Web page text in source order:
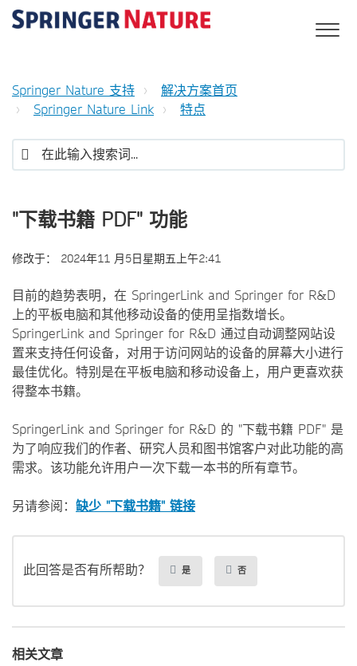
Springer Nature 支持
解决方案首页
Springer Nature Link
特点
"下载书籍 PDF" 功能
修改于： 2024年11 月5日星期五上午2:41
目前的趋势表明，在 SpringerLink and Springer for R&D
上的平板电脑和其他移动设备的使用呈指数增长。
SpringerLink and Springer for R&D 通过自动调整网站设
置来支持任何设备，对用于访问网站的设备的屏幕大小进行
最佳优化。特别是在平板电脑和移动设备上，用户更喜欢获
得整本书籍。
SpringerLink and Springer for R&D 的 "下载书籍 PDF" 是
为了响应我们的作者、研究人员和图书馆客户对此功能的高
需求。该功能允许用户一次下载一本书的所有章节。
另请参阅： 缺少 "下载书籍" 链接
此回答是否有所帮助？ 是 否
相关文章